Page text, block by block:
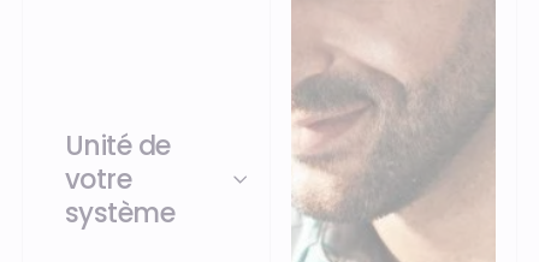
Unité de
votre
système